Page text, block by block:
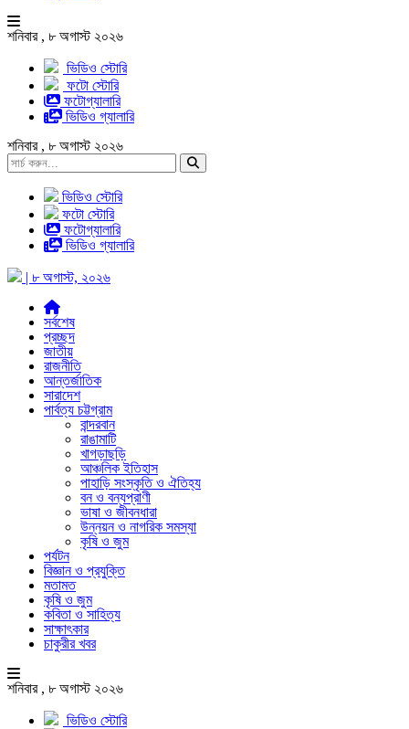
শনিবার , ৮ অগাস্ট ২০২৬
ভিডিও স্টোরি
ফটো স্টোরি
ফটোগ্যালারি
ভিডিও গ্যালারি
শনিবার , ৮ অগাস্ট ২০২৬
ভিডিও স্টোরি
ফটো স্টোরি
ফটোগ্যালারি
ভিডিও গ্যালারি
| ৮ অগাস্ট, ২০২৬
সর্বশেষ
প্রচ্ছদ
জাতীয়
রাজনীতি
আন্তর্জাতিক
সারাদেশ
পার্বত্য চট্টগ্রাম
বান্দরবান
রাঙামাটি
খাগড়াছড়ি
আঞ্চলিক ইতিহাস
পাহাড়ি সংস্কৃতি ও ঐতিহ্য
বন ও বন্যপ্রাণী
ভাষা ও জীবনধারা
উন্নয়ন ও নাগরিক সমস্যা
কৃষি ও জুম
পর্যটন
বিজ্ঞান ও প্রযুক্তি
মতামত
কৃষি ও জুম
কবিতা ও সাহিত্য
সাক্ষাৎকার
চাকুরীর খবর
শনিবার , ৮ অগাস্ট ২০২৬
ভিডিও স্টোরি